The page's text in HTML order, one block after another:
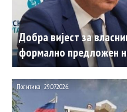
Добра вијест за
формално предложен
Политика 29.07.2026.